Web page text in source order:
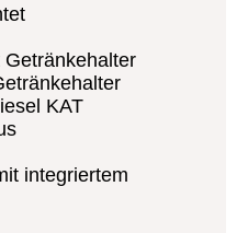
KAT
integriertem